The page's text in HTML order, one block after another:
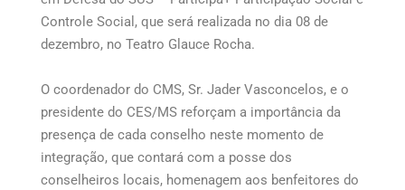
Controle Social, que será realizada no dia 08 de
dezembro, no Teatro Glauce Rocha.
O coordenador do CMS, Sr. Jader Vasconcelos, e o
presidente do CES/MS reforçam a importância da
presença de cada conselho neste momento de
integração, que contará com a posse dos
conselheiros locais, homenagem aos benfeitores do